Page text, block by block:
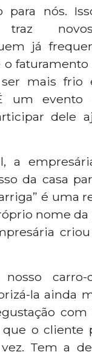
para nós.
traz
já
o
mais frio
um evento
dele
a
da casa
é uma
nome da
carro-
la ainda
com
o cliente
Tem a